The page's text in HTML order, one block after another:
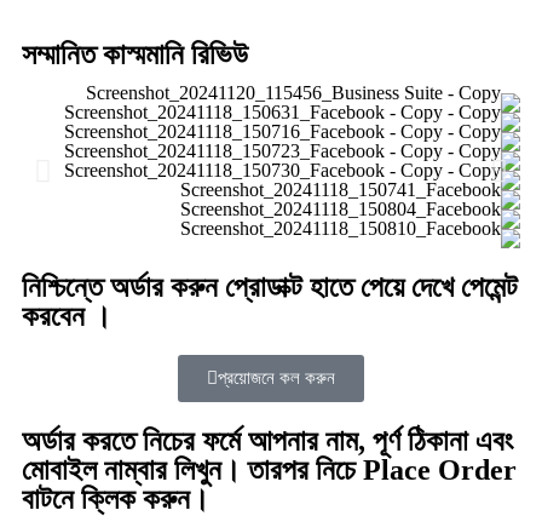
সম্মানিত কাস্মমানি রিভিউ
নিশ্চিন্তে অর্ডার করুন প্রোডাক্ট হাতে পেয়ে দেখে পেমেন্ট
করবেন ।
প্রয়োজনে কল করুন
অর্ডার করতে নিচের ফর্মে আপনার নাম, পূর্ণ ঠিকানা এবং
মোবাইল নাম্বার লিখুন। তারপর নিচে Place Order
বাটনে ক্লিক করুন।